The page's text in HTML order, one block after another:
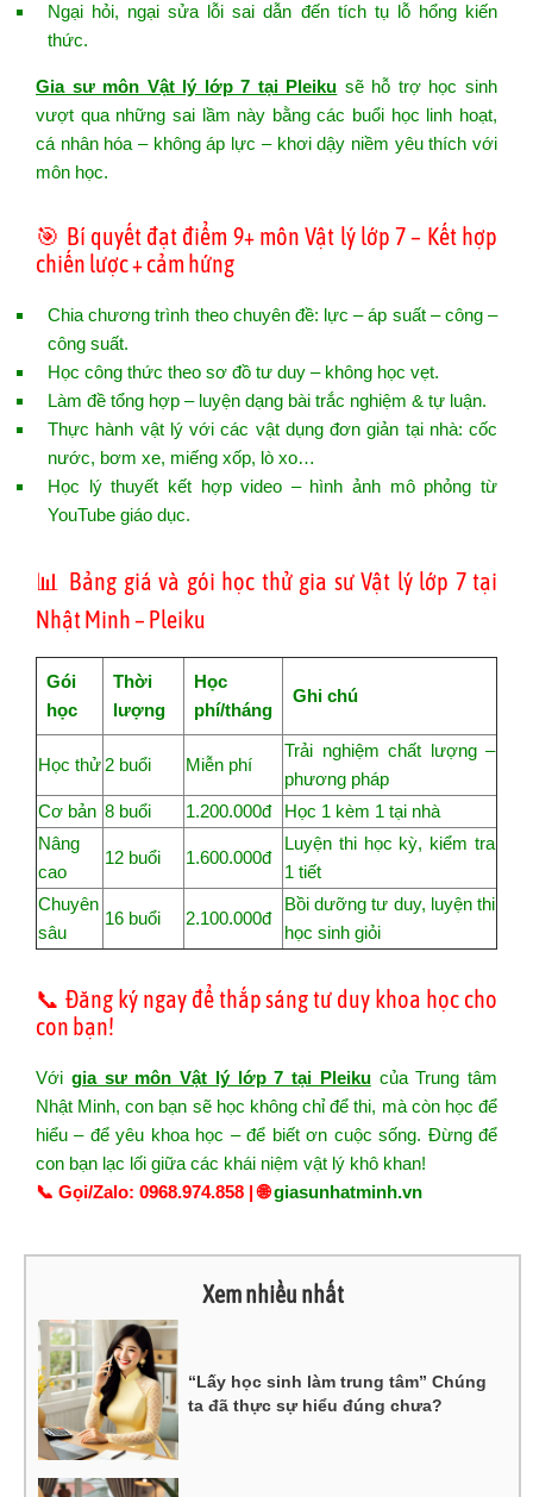
Ngại hỏi, ngại sửa lỗi sai dẫn đến tích tụ lỗ hổng kiến
thức.
Gia sư môn Vật lý lớp 7 tại Pleiku sẽ hỗ trợ học sinh
vượt qua những sai lầm này bằng các buổi học linh hoạt,
cá nhân hóa – không áp lực – khơi dậy niềm yêu thích với
môn học.
🎯 Bí quyết đạt điểm 9+ môn Vật lý lớp 7 – Kết hợp
chiến lược + cảm hứng
Chia chương trình theo chuyên đề: lực – áp suất – công –
công suất.
Học công thức theo sơ đồ tư duy – không học vẹt.
Làm đề tổng hợp – luyện dạng bài trắc nghiệm & tự luận.
Thực hành vật lý với các vật dụng đơn giản tại nhà: cốc
nước, bơm xe, miếng xốp, lò xo…
Học lý thuyết kết hợp video – hình ảnh mô phỏng từ
YouTube giáo dục.
📊 Bảng giá và gói học thử gia sư Vật lý lớp 7 tại
Nhật Minh – Pleiku
Gói
học
Thời
lượng
Học
phí/tháng
Ghi chú
Học thử 2 buổi Miễn phí
Trải nghiệm chất lượng –
phương pháp
Cơ bản 8 buổi 1.200.000đ
Học 1 kèm 1 tại nhà
Nâng
cao
12 buổi 1.600.000đ
Luyện thi học kỳ, kiểm tra
1 tiết
Chuyên
sâu
16 buổi 2.100.000đ
Bồi dưỡng tư duy, luyện thi
học sinh giỏi
📞 Đăng ký ngay để thắp sáng tư duy khoa học cho
con bạn!
Với gia sư môn Vật lý lớp 7 tại Pleikucủa Trung tâm
Nhật Minh, con bạn sẽ học không chỉ để thi, mà còn học để
hiểu – để yêu khoa học – để biết ơn cuộc sống. Đừng để
con bạn lạc lối giữa các khái niệm vật lý khô khan!
📞 Gọi/Zalo: 0968.974.858 | 🌐giasunhatminh.vn
Xem nhiều nhất
“Lấy học sinh làm trung tâm” Chúng
ta đã thực sự hiểu đúng chưa?